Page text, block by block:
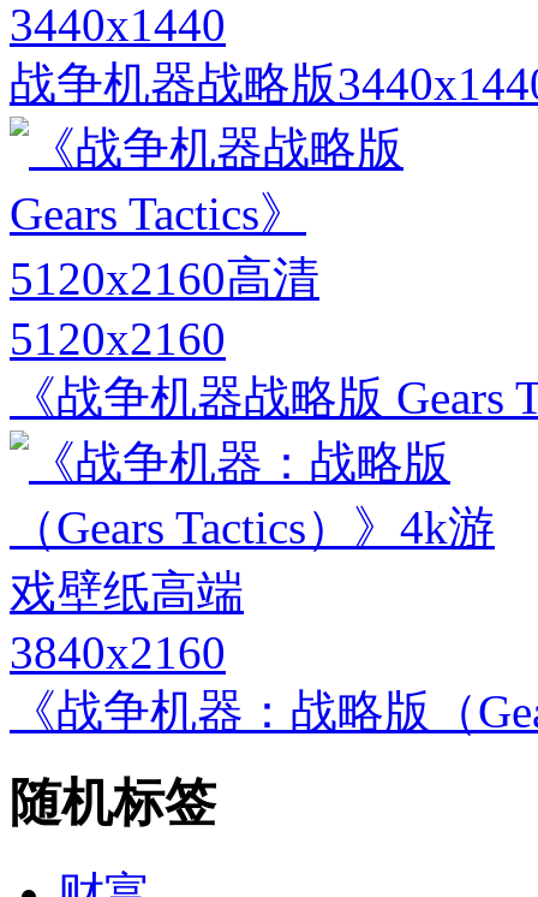
3440x1440
战争机器战略版
5120x2160
《战争机器战略版 Gears
3840x2160
《战争机器：战略版（
随机标签